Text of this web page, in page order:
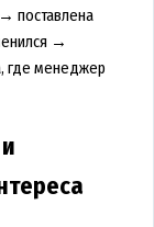
поставлена
→
где менеджер